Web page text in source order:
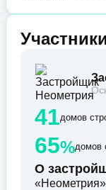
41домов
65%домов
О